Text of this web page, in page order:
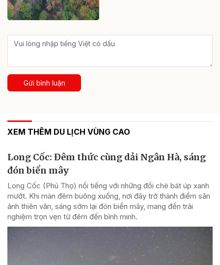
Gửi bình luận
XEM THÊM DU LỊCH VÙNG CAO
Long Cốc: Đêm thức cùng dải Ngân Hà, sáng
đón biển mây
Long Cốc (Phú Thọ) nổi tiếng với những đồi chè bát úp xanh
mướt. Khi màn đêm buông xuống, nơi đây trở thành điểm săn
ảnh thiên văn, sáng sớm lại đón biển mây, mang đến trải
nghiệm trọn vẹn từ đêm đến bình minh.